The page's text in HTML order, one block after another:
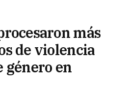
más
de violencia
en